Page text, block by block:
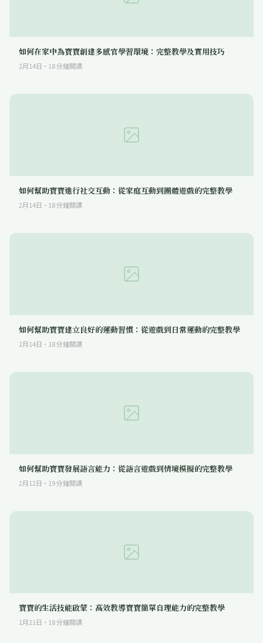
如何在家中為寶寶創建多感官學習環境：完整教學及實用技巧
2月14日 · 18分鐘閱讀
如何幫助寶寶進行社交互動：從家庭互動到團體遊戲的完整教學
2月14日 · 18分鐘閱讀
如何幫助寶寶建立良好的運動習慣：從遊戲到日常運動的完整教學
2月14日 · 18分鐘閱讀
如何幫助寶寶發展語言能力：從語言遊戲到情境模擬的完整教學
2月12日 · 19分鐘閱讀
寶寶的生活技能啟蒙：高效教導寶寶簡單自理能力的完整教學
1月21日 · 18分鐘閱讀